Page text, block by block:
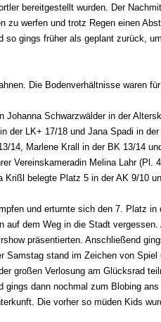
bereitgestellt wurden. Der
werfen und trotz Regen einen
so gings früher als geplant zurück,
Die Bodenverhältnisse waren
Schwarzwälder in der
der LK+ 17/18 und Jana Spadi in
14, Marlene Krall in der BK 13/14
Vereinskameradin Melina Lahr (Pl.
belegte Platz 5 in der AK 9/10
und erturnte sich den 7. Platz in
dem Weg in die Stadt
präsentierten. Anschließend
Samstag stand im Zeichen von Spiel
großen Verlosung am Glücksrad
dann nochmal zum Blobing ans
Die vorher so müden Kids